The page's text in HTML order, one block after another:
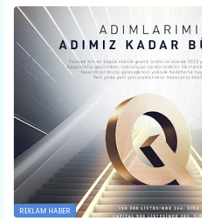
REKLAM HABER